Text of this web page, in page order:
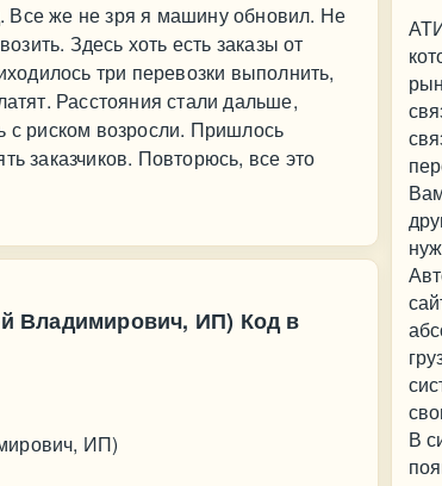
Все же не зря я машину обновил. Не
Здесь хоть есть заказы от
три перевозки выполнить,
Расстояния стали дальше,
с риском возросли. Пришлось
заказчиков. Повторюсь, все это
Владимирович, ИП) Код в
ИП)
В